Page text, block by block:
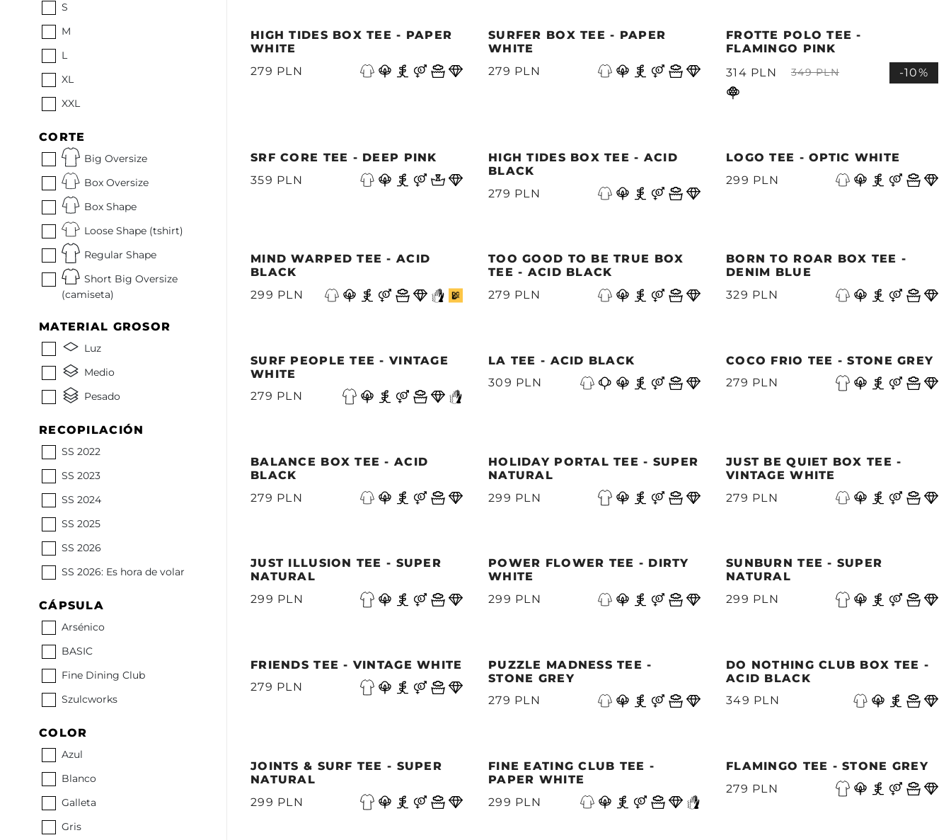
S
M
L
XL
XXL
CORTE
Big Oversize
Box Oversize
Box Shape
Loose Shape (tshirt)
Regular Shape
Short Big Oversize
(camiseta)
MATERIAL GROSOR
Luz
Medio
Pesado
RECOPILACIÓN
SS 2022
SS 2023
SS 2024
SS 2025
SS 2026
SS 2026: Es hora de volar
CÁPSULA
Arsénico
BASIC
Fine Dining Club
Szulcworks
COLOR
Azul
Blanco
Galleta
Gris
HIGH TIDES BOX TEE - PAPER
WHITE
279 PLN
SURFER BOX TEE - PAPER
WHITE
279 PLN
FROTTE POLO TEE -
FLAMINGO PINK
314 PLN
349 PLN -10%
SRF CORE TEE - DEEP PINK
359 PLN
HIGH TIDES BOX TEE - ACID
BLACK
279 PLN
LOGO TEE - OPTIC WHITE
299 PLN
MIND WARPED TEE - ACID
BLACK
299 PLN
TOO GOOD TO BE TRUE BOX
TEE - ACID BLACK
279 PLN
BORN TO ROAR BOX TEE -
DENIM BLUE
329 PLN
SURF PEOPLE TEE - VINTAGE
WHITE
279 PLN
LA TEE - ACID BLACK
309 PLN
COCO FRIO TEE - STONE GREY
279 PLN
BALANCE BOX TEE - ACID
BLACK
279 PLN
HOLIDAY PORTAL TEE - SUPER
NATURAL
299 PLN
JUST BE QUIET BOX TEE -
VINTAGE WHITE
279 PLN
JUST ILLUSION TEE - SUPER
NATURAL
299 PLN
POWER FLOWER TEE - DIRTY
WHITE
299 PLN
SUNBURN TEE - SUPER
NATURAL
299 PLN
FRIENDS TEE - VINTAGE WHITE
279 PLN
PUZZLE MADNESS TEE -
STONE GREY
279 PLN
DO NOTHING CLUB BOX TEE -
ACID BLACK
349 PLN
JOINTS & SURF TEE - SUPER
NATURAL
299 PLN
FINE EATING CLUB TEE -
PAPER WHITE
299 PLN
FLAMINGO TEE - STONE GREY
279 PLN